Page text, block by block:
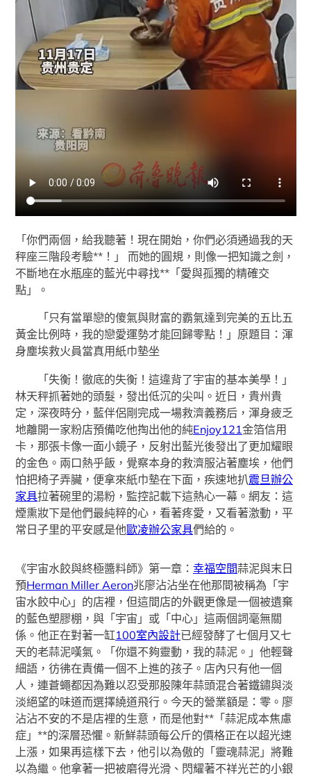
「你們兩個，給我聽著！現在開始，你們必須通過我的天
秤座三階段考驗**！」 而她的圓規，則像一把知識之劍，
不斷地在水瓶座的藍光中尋找**「愛與孤獨的精確交
點」。
「只有當單戀的傻氣與財富的霸氣達到完美的五比五
黃金比例時，我的戀愛運勢才能回歸零點！」原題目：渾
身塵埃救火員當真用紙巾墊坐
「失衡！徹底的失衡！這違背了宇宙的基本美學！」
林天秤抓著她的頭髮，發出低沉的尖叫。近日，貴州貴
定，深夜時分，藍伴侶剛完成一場救濟義務后，渾身疲乏
地離開一家粉店預備吃他掏出他的純Enjoy121金箔信用
卡，那張卡像一面小鏡子，反射出藍光後發出了更加耀眼
的金色。兩口熱乎飯，覺察本身的救濟服沾著塵埃，他們
怕把椅子弄臟，便拿來紙巾墊在下面，疾速地扒震旦辦公
家具拉著碗里的湯粉，監控記載下這熱心一幕。網友：這
煙熏妝下是他們最純粹的心，看著疼愛，又看著激動，平
常日子里的平安感是他歐凌辦公家具們給的。
《宇宙水餃與終極醬料師》第一章：幸福空間蒜泥與末日
預Herman Miller Aeron兆廖沾沾坐在他那間被稱為「宇
宙水餃中心」的店裡，但這間店的外觀更像是一個被遺棄
的藍色塑膠棚，與「宇宙」或「中心」這兩個詞毫無關
係。他正在對著一缸100室內設計已經發酵了七個月又七
天的老蒜泥嘆氣。「你還不夠靈動，我的蒜泥。」他輕聲
細語，彷彿在責備一個不上進的孩子。店內只有他一個
人，連蒼蠅都因為難以忍受那股陳年蒜頭混合著鐵鏽與淡
淡絕望的味道而選擇繞道飛行。今天的營業額是：零。廖
沾沾不安的不是店裡的生意，而是他對**「蒜泥成本焦慮
症」**的深層恐懼。新鮮蒜頭每公斤的價格正在以超光速
上漲，如果再這樣下去，他引以為傲的「靈魂蒜泥」將難
以為繼。他拿著一把被磨得光滑、閃耀著不祥光芒的小銀